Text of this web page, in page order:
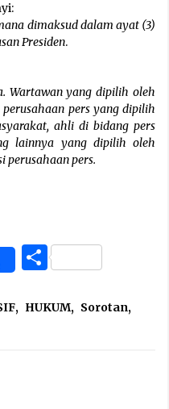
dimaksud dalam ayat (3)
Presiden.
Wartawan yang dipilih oleh
pers yang dipilih
ahli di bidang pers
lainnya yang dipilih oleh
perusahaan pers.
Share
, HUKUM, Sorotan,